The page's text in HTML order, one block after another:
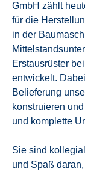
GmbH zählt
für die
in der
Erstausrüster
entwickelt.
Belieferung
konstruieren
und komplette
Sie sind
und Spaß